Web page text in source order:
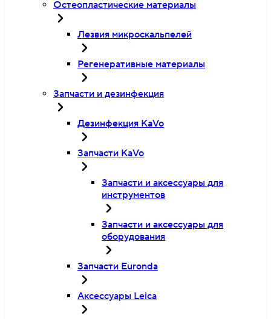
Остеопластические материалы
Лезвия микроскальпелей
Регенеративные материалы
Запчасти и дезинфекция
Дезинфекция KaVo
Запчасти KaVo
Запчасти и аксессуары для
инструментов
Запчасти и аксессуары для
оборудования
Запчасти Euronda
Аксессуары Leica